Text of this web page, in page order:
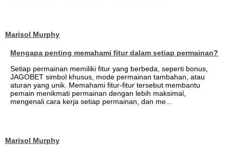
Marisol Murphy
Mengapa penting memahami fitur dalam setiap permainan?
Setiap permainan memiliki fitur yang berbeda, seperti bonus,
JAGOBET simbol khusus, mode permainan tambahan, atau
aturan yang unik. Memahami fitur-fitur tersebut membantu
pemain menikmati permainan dengan lebih maksimal,
mengenali cara kerja setiap permainan, dan me...
Marisol Murphy